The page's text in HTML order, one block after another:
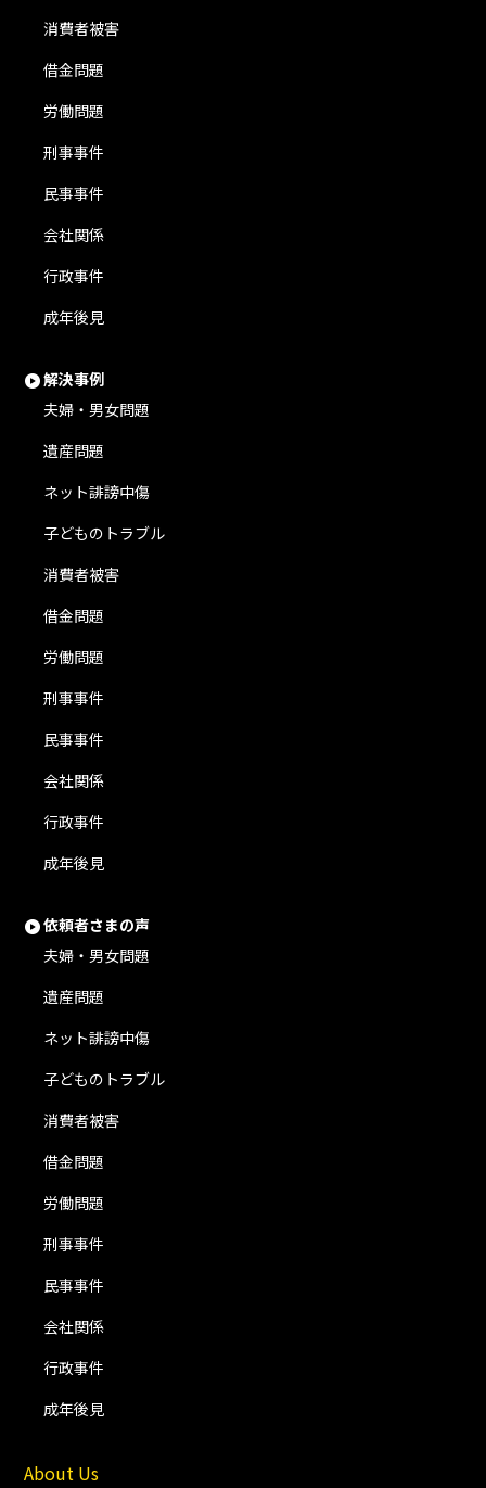
消費者被害
借金問題
労働問題
刑事事件
民事事件
会社関係
行政事件
成年後見
解決事例
夫婦・男女問題
遺産問題
ネット誹謗中傷
子どものトラブル
消費者被害
借金問題
労働問題
刑事事件
民事事件
会社関係
行政事件
成年後見
依頼者さまの声
夫婦・男女問題
遺産問題
ネット誹謗中傷
子どものトラブル
消費者被害
借金問題
労働問題
刑事事件
民事事件
会社関係
行政事件
成年後見
About Us